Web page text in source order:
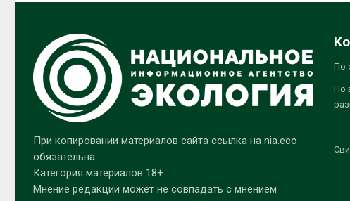
При копировании материалов сайта ссылка на nia.eco
обязательна.
Категория материалов 18+
Мнение редакции может не совпадать с мнением
По
По